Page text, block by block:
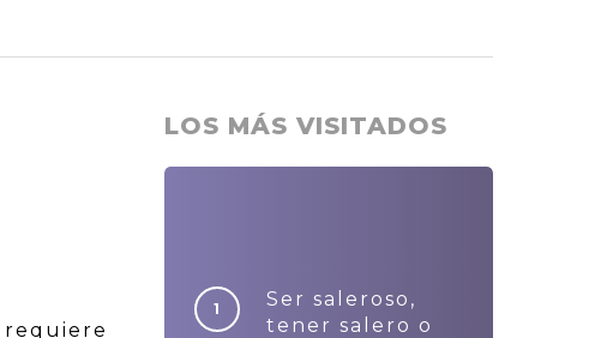
LOS MÁS VISITADOS
Ser saleroso,
tener salero o